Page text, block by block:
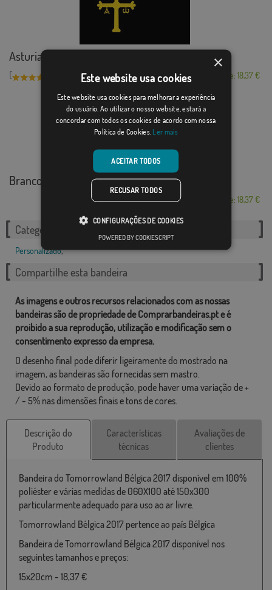
Asturias fundo preto
[ Desde: 18,37 €
Branco Vermello
Desde: 18,37 €
Categorias relacionadas:
Personalizado,
Compartilhe esta bandeira
As imagens e outros recursos relacionados com as nossas
bandeiras são de propriedade de Comprarbandeiras.pt e é
proibido a sua reprodução, utilização e modificação sem o
consentimento expresso da empresa.
O desenho final pode diferir ligeiramente do mostrado na
imagem, as bandeiras são fornecidas sem mastro.
Devido ao formato de produção, pode haver uma variação de +
/ - 5% nas dimensões finais e tons de cores.
Descrição do
Produto
Características
técnicas
Avaliações de
clientes
Bandeira do Tomorrowland Bélgica 2017 disponível em 100%
poliéster e várias medidas de 060X100 até 150x300
particularmente adequado para uso ao ar livre.
Tomorrowland Bélgica 2017 pertence ao país Bélgica
Bandeira de Tomorrowland Bélgica 2017 disponível nos
seguintes tamanhos e preços:
15x20cm - 18,37 €
×
Este website usa cookies
Este website usa cookies para melhorar a experiência
do usuário. Ao utilizar o nosso website, estará a
concordar com todos os cookies de acordo com nossa
Política de Cookies. Ler mais
ACEITAR TODOS
RECUSAR TODOS
CONFIGURAÇÕES DE COOKIES
POWERED BY COOKIESCRIPT